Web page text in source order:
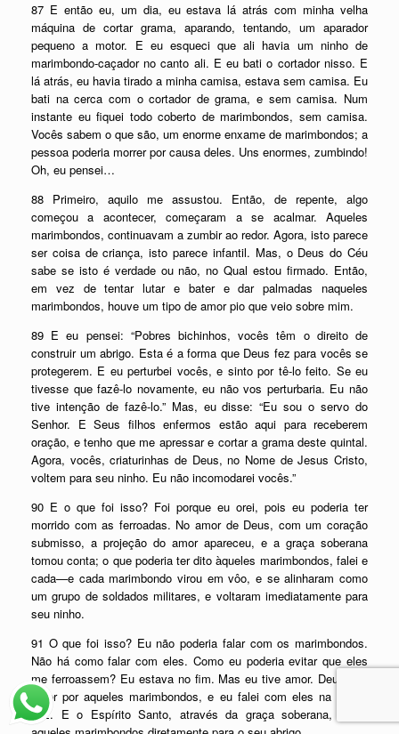
87 E então eu, um dia, eu estava lá atrás com minha velha
máquina de cortar grama, aparando, tentando, um aparador
pequeno a motor. E eu esqueci que ali havia um ninho de
marimbondo-caçador no canto ali. E eu bati o cortador nisso. E
lá atrás, eu havia tirado a minha camisa, estava sem camisa. Eu
bati na cerca com o cortador de grama, e sem camisa. Num
instante eu fiquei todo coberto de marimbondos, sem camisa.
Vocês sabem o que são, um enorme enxame de marimbondos; a
pessoa poderia morrer por causa deles. Uns enormes, zumbindo!
Oh, eu pensei…
88 Primeiro, aquilo me assustou. Então, de repente, algo
começou a acontecer, começaram a se acalmar. Aqueles
marimbondos, continuavam a zumbir ao redor. Agora, isto parece
ser coisa de criança, isto parece infantil. Mas, o Deus do Céu
sabe se isto é verdade ou não, no Qual estou firmado. Então,
em vez de tentar lutar e bater e dar palmadas naqueles
marimbondos, houve um tipo de amor pio que veio sobre mim.
89 E eu pensei: “Pobres bichinhos, vocês têm o direito de
construir um abrigo. Esta é a forma que Deus fez para vocês se
protegerem. E eu perturbei vocês, e sinto por tê-lo feito. Se eu
tivesse que fazê-lo novamente, eu não vos perturbaria. Eu não
tive intenção de fazê-lo.” Mas, eu disse: “Eu sou o servo do
Senhor. E Seus filhos enfermos estão aqui para receberem
oração, e tenho que me apressar e cortar a grama deste quintal.
Agora, vocês, criaturinhas de Deus, no Nome de Jesus Cristo,
voltem para seu ninho. Eu não incomodarei vocês.”
90 E o que foi isso? Foi porque eu orei, pois eu poderia ter
morrido com as ferroadas. No amor de Deus, com um coração
submisso, a projeção do amor apareceu, e a graça soberana
tomou conta; o que poderia ter dito àqueles marimbondos, falei e
cada—e cada marimbondo virou em vôo, e se alinharam como
um grupo de soldados militares, e voltaram imediatamente para
seu ninho.
91 O que foi isso? Eu não poderia falar com os marimbondos.
Não há como falar com eles. Como eu poderia evitar que eles
me ferroassem? Eu estava no fim. Mas eu tive amor. Deus deu
amor por aqueles marimbondos, e eu falei com eles na minha
voz. E o Espírito Santo, através da graça soberana, guiou